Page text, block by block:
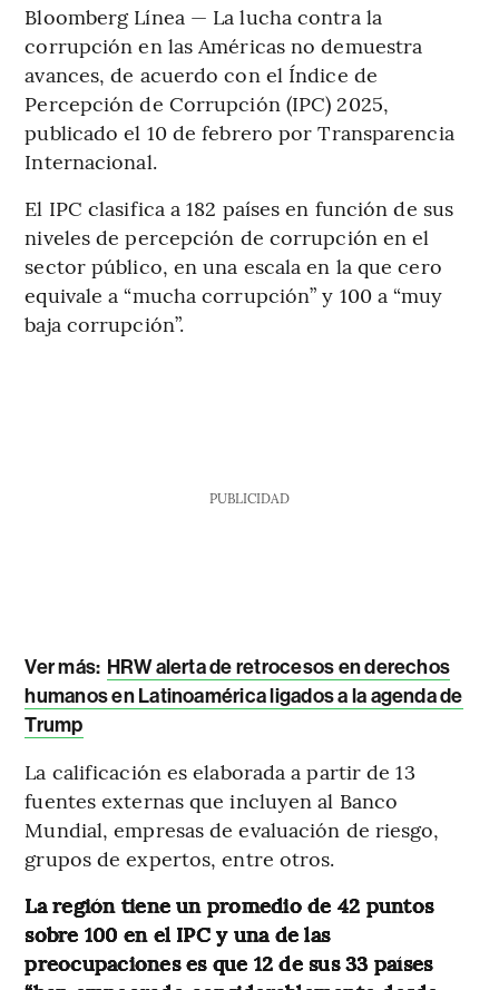
Bloomberg Línea — La lucha contra la
corrupción en las Américas no demuestra
avances, de acuerdo con el Índice de
Percepción de Corrupción (IPC) 2025,
publicado el 10 de febrero por Transparencia
Internacional.
El IPC clasifica a 182 países en función de sus
niveles de percepción de corrupción en el
sector público, en una escala en la que cero
equivale a “mucha corrupción” y 100 a “muy
baja corrupción”.
PUBLICIDAD
Ver más: HRW alerta de retrocesos en derechos
humanos en Latinoamérica ligados a la agenda de
Trump
La calificación es elaborada a partir de 13
fuentes externas que incluyen al Banco
Mundial, empresas de evaluación de riesgo,
grupos de expertos, entre otros.
La región tiene un promedio de 42 puntos
sobre 100 en el IPC y una de las
preocupaciones es que 12 de sus 33 países